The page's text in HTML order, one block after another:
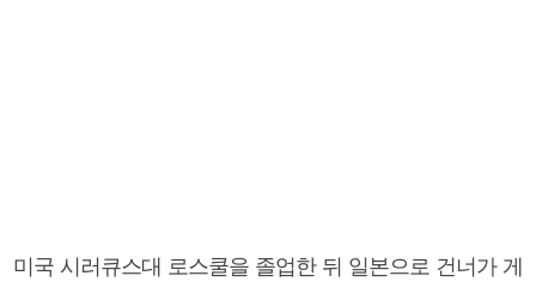
미국 시러큐스대 로스쿨을 졸업한 뒤 일본으로 건너가 게